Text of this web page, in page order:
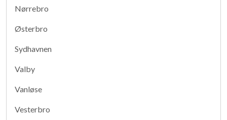
Nørrebro
Østerbro
Sydhavnen
Valby
Vanløse
Vesterbro